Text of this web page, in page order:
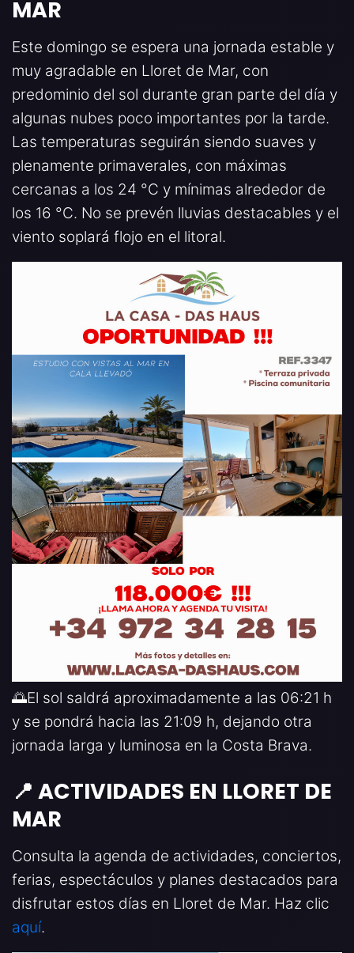
MAR
Este domingo se espera una jornada estable y
muy agradable en Lloret de Mar, con
predominio del sol durante gran parte del día y
algunas nubes poco importantes por la tarde.
Las temperaturas seguirán siendo suaves y
plenamente primaverales, con máximas
cercanas a los 24 °C y mínimas alrededor de
los 16 °C. No se prevén lluvias destacables y el
viento soplará flojo en el litoral.
🌅El sol saldrá aproximadamente a las 06:21 h
y se pondrá hacia las 21:09 h, dejando otra
jornada larga y luminosa en la Costa Brava.
📍 ACTIVIDADES EN LLORET DE
MAR
Consulta la agenda de actividades, conciertos,
ferias, espectáculos y planes destacados para
disfrutar estos días en Lloret de Mar. Haz clic
aquí.